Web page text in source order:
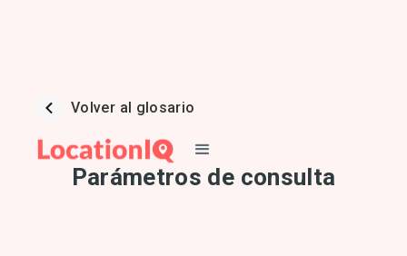
Volver al glosario
Parámetros de consulta